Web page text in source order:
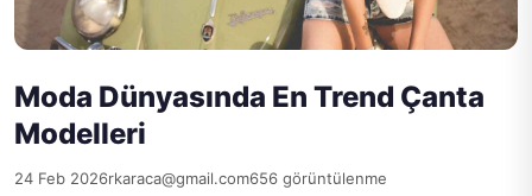
Moda Dünyasında En Trend Çanta
Modelleri
24 Feb 2026rkaraca@gmail.com656 görüntülenme